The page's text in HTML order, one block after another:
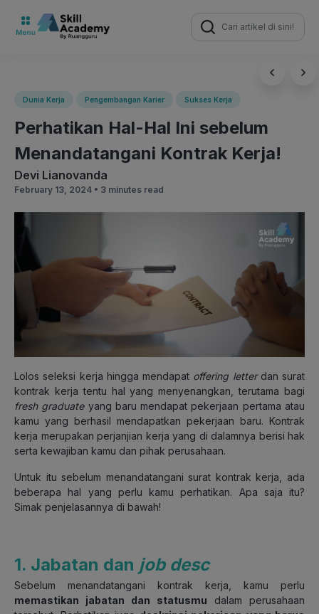
Search
for:
Dunia Kerja Pengembangan Karier Sukses Kerja
Perhatikan Hal-Hal Ini sebelum
Menandatangani Kontrak Kerja!
Devi Lianovanda
February 13, 2024 • 3 minutes read
Lolos seleksi kerja hingga mendapat offering letterdan surat
kontrak kerja tentu hal yang menyenangkan, terutama bagi
fresh graduateyang baru mendapat pekerjaan pertama atau
kamu yang berhasil mendapatkan pekerjaan baru. Kontrak
kerja merupakan perjanjian kerja yang di dalamnya berisi hak
serta kewajiban kamu dan pihak perusahaan.
Untuk itu sebelum menandatangani surat kontrak kerja, ada
beberapa hal yang perlu kamu perhatikan. Apa saja itu?
Simak penjelasannya di bawah!
1. Jabatan dan job desc
Sebelum menandatangani kontrak kerja, kamu perlu
memastikan jabatan dan statusmu dalam perusahaan